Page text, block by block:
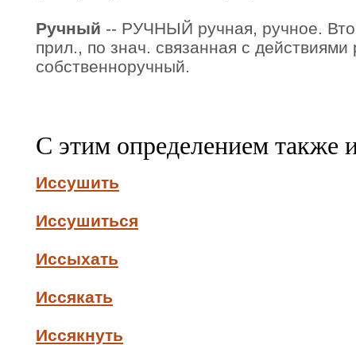
Ручный -- РУЧНЫЙ ручная, ручное.
прил., по знач. связанная с
собственноручный.
С этим определением также
Иссушить
Иссушиться
Иссыхать
Иссякать
Иссякнуть